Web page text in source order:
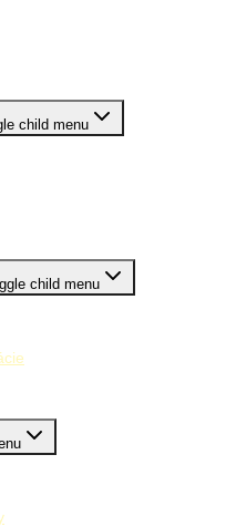
child menu
child menu